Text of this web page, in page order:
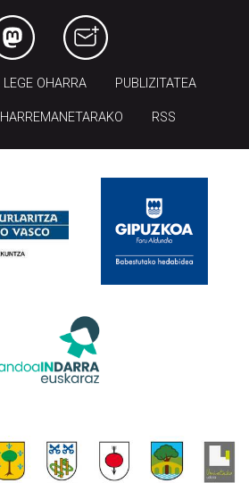
LEGE OHARRA PUBLIZITATEA
HARREMANETARAKO RSS